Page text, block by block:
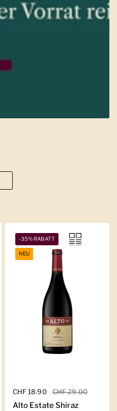
Regulärer Preis
CHF 18.90 Sale-Preis
CHF 29.00
Alto Estate Shiraz
-35% RABATT
NEU